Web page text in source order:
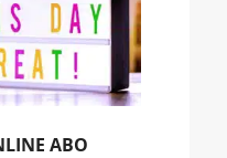
ABO